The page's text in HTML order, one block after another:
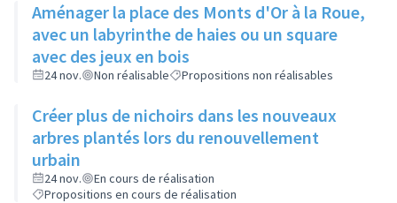
Aménager la place des Monts d'Or à la Roue,
avec un labyrinthe de haies ou un square
avec des jeux en bois
24 nov. Non réalisable Propositions non réalisables
Créer plus de nichoirs dans les nouveaux
arbres plantés lors du renouvellement
urbain
24 nov.
En cours de réalisation
Propositions en cours de réalisation